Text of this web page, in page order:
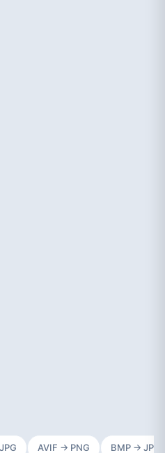
AVIF → PNG BMP → JPG